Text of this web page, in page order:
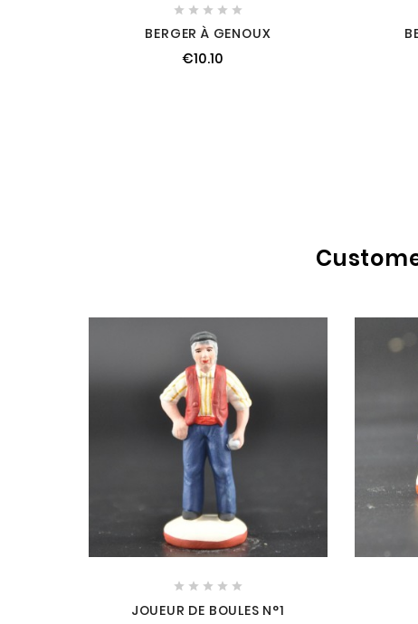
    
BERGER À GENOUX
€10.10
    
JOUEUR DE BOULES N°1